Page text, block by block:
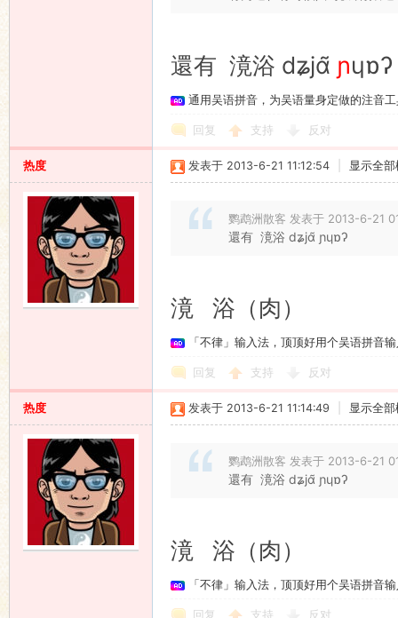
還有 滰浴 dʑjɑ̃ ɲɥɒʔ
通用吴语拼音，为吴语量身定做的注音
回复 支持 反对
热度 发表于 2013-6-21 11:12:54 显示全部
鹦鹉洲散客 发表于 2013-6-21
還有 滰浴 dʑjɑ̃ ɲɥɒʔ
滰 浴（肉）
「不律」输入法，顶顶好用个吴语拼音
回复 支持 反对
热度 发表于 2013-6-21 11:14:49 显示全部
鹦鹉洲散客 发表于 2013-6-21
還有 滰浴 dʑjɑ̃ ɲɥɒʔ
滰 浴（肉）
「不律」输入法，顶顶好用个吴语拼音
回复 支持 反对